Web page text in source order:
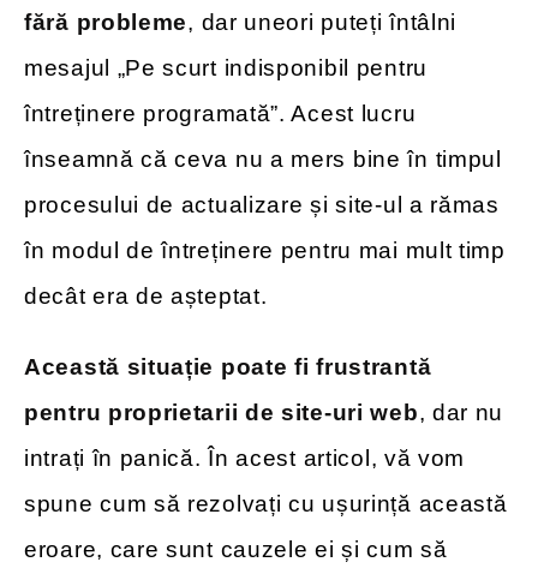
fără probleme, dar uneori puteți întâlni
mesajul „Pe scurt indisponibil pentru
întreținere programată”. Acest lucru
înseamnă că ceva nu a mers bine în timpul
procesului de actualizare și site-ul a rămas
în modul de întreținere pentru mai mult timp
decât era de așteptat.
Această situație poate fi frustrantă
pentru proprietarii de site-uri web, dar nu
intrați în panică. În acest articol, vă vom
spune cum să rezolvați cu ușurință această
eroare, care sunt cauzele ei și cum să